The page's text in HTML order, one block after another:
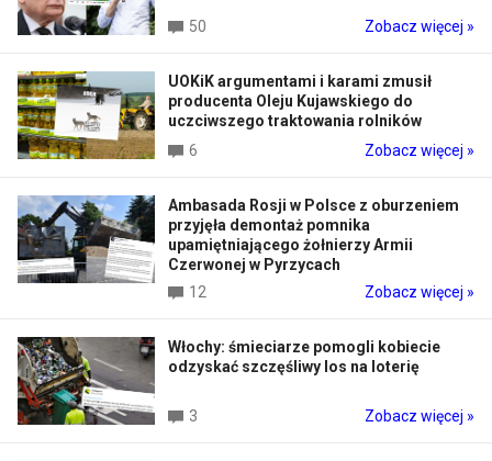
50 Zobacz więcej »
UOKiK argumentami i karami zmusił
producenta Oleju Kujawskiego do
uczciwszego traktowania rolników
6
Zobacz więcej »
Ambasada Rosji w Polsce z oburzeniem
przyjęła demontaż pomnika
upamiętniającego żołnierzy Armii
Czerwonej w Pyrzycach
12
Zobacz więcej »
Włochy: śmieciarze pomogli kobiecie
odzyskać szczęśliwy los na loterię
3 Zobacz więcej »